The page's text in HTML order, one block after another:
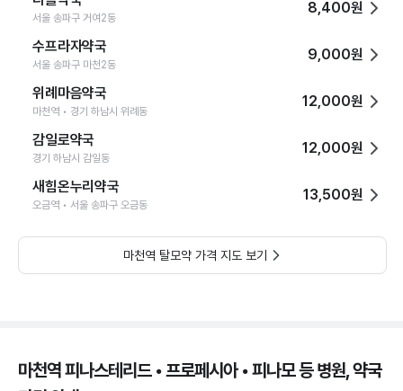
서울 송파구 거여2동
8,400원
수프라자약국
서울 송파구 마천2동
9,000원
위례마음약국
마천역 • 경기 하남시 위례동
12,000원
감일로약국
경기 하남시 감일동
12,000원
새힘온누리약국
오금역 • 서울 송파구 오금동
13,500원
마천역 탈모약 가격 지도 보기
마천역 피나스테리드 • 프로페시아 • 피나모 등 병원, 약국